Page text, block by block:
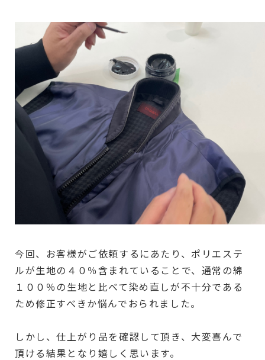
今回、お客様がご依頼するにあたり、ポリエステ
ルが生地の４０％含まれていることで、通常の綿
１００％の生地と比べて染め直しが不十分である
ため修正すべきか悩んでおられました。
しかし、仕上がり品を確認して頂き、大変喜んで
頂ける結果となり嬉しく思います。